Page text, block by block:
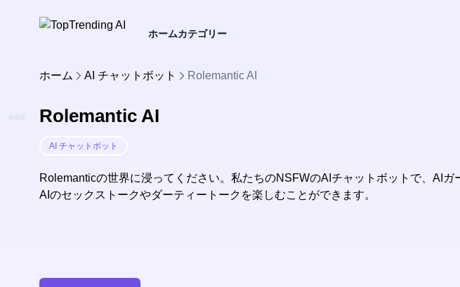
ホームカテゴリー
ホーム AI チャットボット Rolemantic AI
Rolemantic AI
AI チャットボット
Rolemanticの世界に浸ってください。私たちのNSFWのAIチャットボットで、AIガ
AIのセックストークやダーティートークを楽しむことができます。